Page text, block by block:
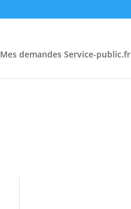
Mes demandes Service-public.fr